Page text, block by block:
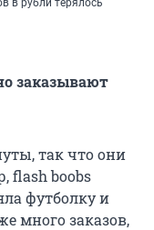
заказывают
так что они
flash boobs
футболку и
много заказов,